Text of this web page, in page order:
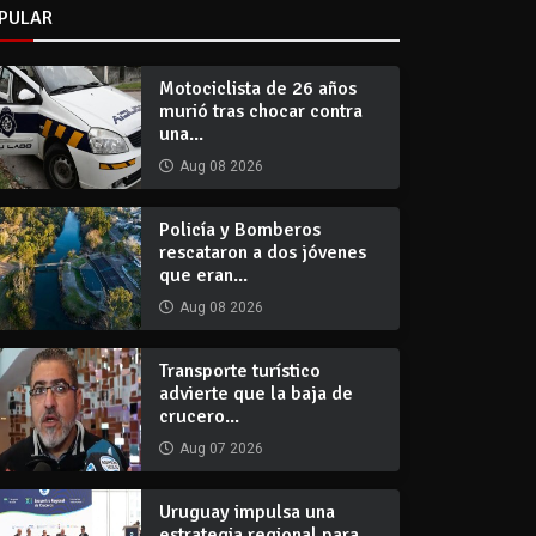
Motociclista de 26 años
murió tras chocar contra
una...
Aug 08 2026
Policía y Bomberos
rescataron a dos jóvenes
que eran...
Aug 08 2026
Transporte turístico
advierte que la baja de
crucero...
Aug 07 2026
Uruguay impulsa una